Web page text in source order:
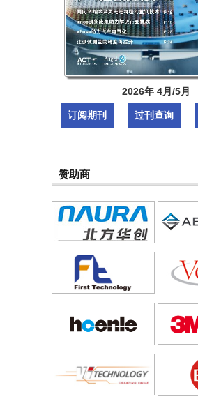
2026年 4月/5月
订阅期刊 过刊查询
赞助商